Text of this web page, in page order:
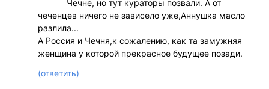
Чечне, но тут кураторы позвали. А от
чеченцев ничего не зависело уже,Аннушка масло
разлила...
А Россия и Чечня,к сожалению, как та замужняя
женщина у которой прекрасное будущее позади.
(ответить)